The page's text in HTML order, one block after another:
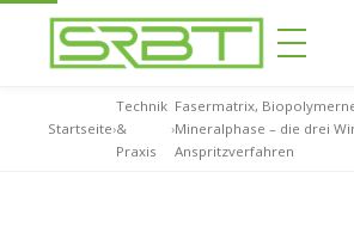
Startseite›
Technik
&
Praxis
›
Fasermatrix,
Mineralphase – die drei
Anspritzverfahren